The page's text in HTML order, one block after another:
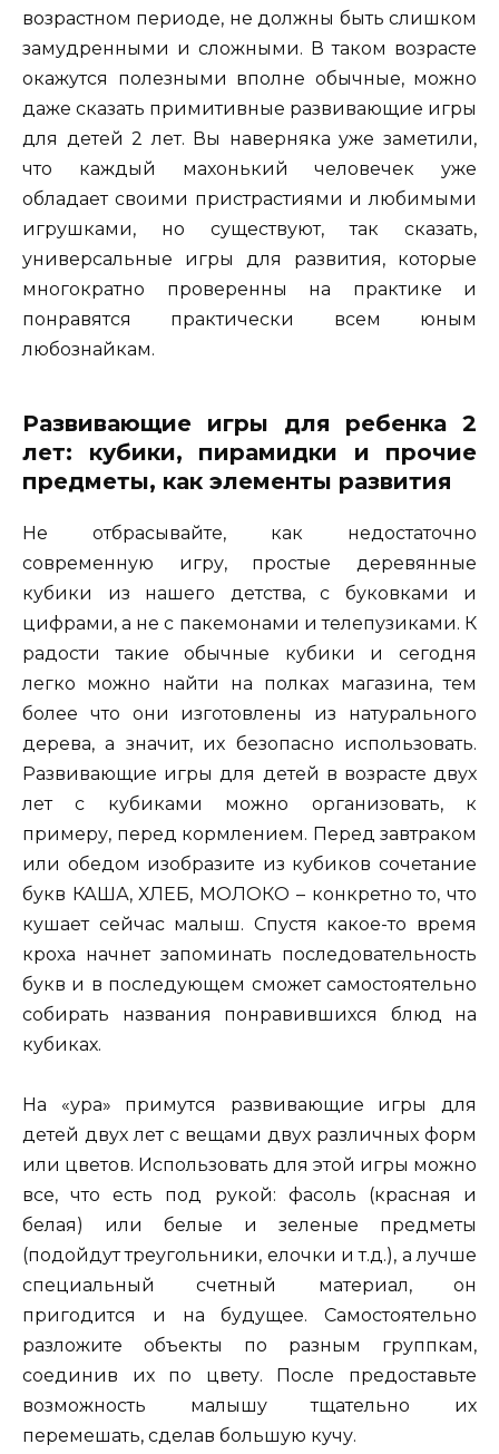
возрастном периоде, не должны быть слишком
замудренными и сложными. В таком возрасте
окажутся полезными вполне обычные, можно
даже сказать примитивные развивающие игры
для детей 2 лет. Вы наверняка уже заметили,
что каждый махонький человечек уже
обладает своими пристрастиями и любимыми
игрушками, но существуют, так сказать,
универсальные игры для развития, которые
многократно проверенны на практике и
понравятся практически всем юным
любознайкам.
Развивающие игры для ребенка 2
лет: кубики, пирамидки и прочие
предметы, как элементы развития
Не отбрасывайте, как недостаточно
современную игру, простые деревянные
кубики из нашего детства, с буковками и
цифрами, а не с пакемонами и телепузиками. К
радости такие обычные кубики и сегодня
легко можно найти на полках магазина, тем
более что они изготовлены из натурального
дерева, а значит, их безопасно использовать.
Развивающие игры для детей в возрасте двух
лет с кубиками можно организовать, к
примеру, перед кормлением. Перед завтраком
или обедом изобразите из кубиков сочетание
букв КАША, ХЛЕБ, МОЛОКО – конкретно то, что
кушает сейчас малыш. Спустя какое-то время
кроха начнет запоминать последовательность
букв и в последующем сможет самостоятельно
собирать названия понравившихся блюд на
кубиках.
На «ура» примутся развивающие игры для
детей двух лет с вещами двух различных форм
или цветов. Использовать для этой игры можно
все, что есть под рукой: фасоль (красная и
белая) или белые и зеленые предметы
(подойдут треугольники, елочки и т.д.), а лучше
специальный счетный материал, он
пригодится и на будущее. Самостоятельно
разложите объекты по разным группкам,
соединив их по цвету. После предоставьте
возможность малышу тщательно их
перемешать, сделав большую кучу.